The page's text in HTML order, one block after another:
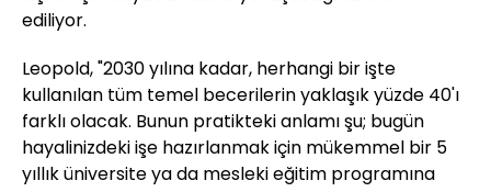
ediliyor.
Leopold, "2030 yılına kadar, herhangi bir işte
kullanılan tüm temel becerilerin yaklaşık yüzde 40'ı
farklı olacak. Bunun pratikteki anlamı şu; bugün
hayalinizdeki işe hazırlanmak için mükemmel bir 5
yıllık üniversite ya da mesleki eğitim programına